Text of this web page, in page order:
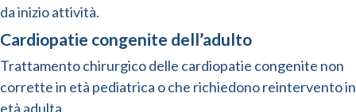
da inizio attività.
Cardiopatie congenite dell’adulto
Trattamento chirurgico delle cardiopatie congenite non
corrette in età pediatrica o che richiedono reintervento in
età adulta.